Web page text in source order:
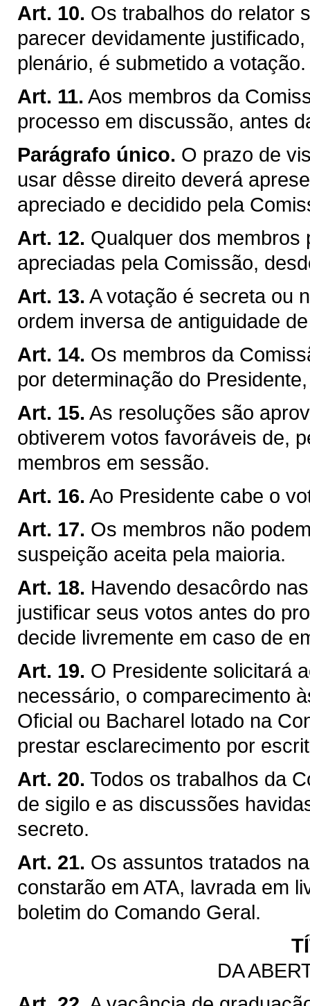
Art. 10. Os trabalhos do relator
parecer devidamente
plenário, é submetido a votação.
Art. 11. Aos membros da
processo em discussão, antes
Parágrafo único. O prazo de
usar dêsse direito deverá
apreciado e decidido pela
Art. 12. Qualquer dos membros
apreciadas pela Comissão,
Art. 13. A votação é secreta ou
ordem inversa de antiguidade
Art. 14. Os membros da
por determinação do
Art. 15. As resoluções são
obtiverem votos favoráveis de,
membros em sessão.
Art. 16. Ao Presidente cabe o
Art. 17. Os membros não
suspeição aceita pela maioria.
Art. 18. Havendo desacôrdo
justificar seus votos antes do
decide livremente em caso de
Art. 19. O Presidente solicitará
necessário, o comparecimento
Oficial ou Bacharel lotado na
prestar esclarecimento por
Art. 20. Todos os trabalhos da
de sigilo e as discussões
secreto.
Art. 21. Os assuntos tratados
constarão em ATA, lavrada em
boletim do Comando Geral.
DA